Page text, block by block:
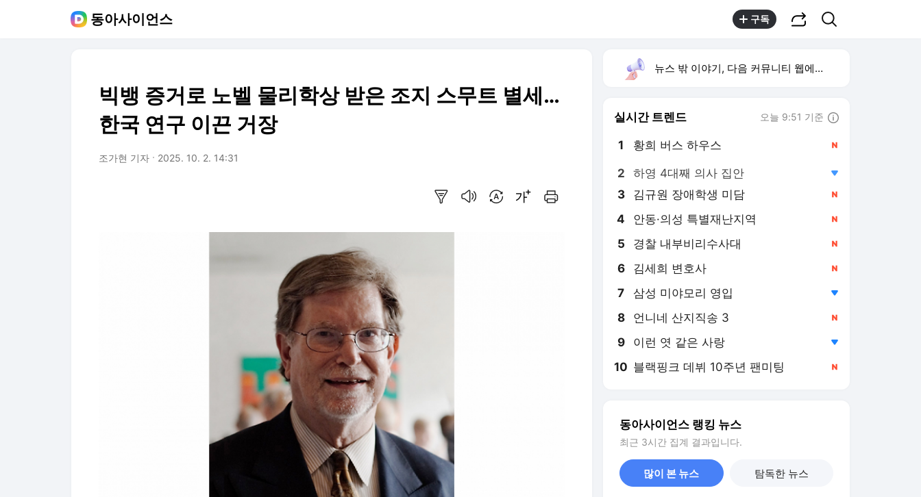
동아사이언스 구독
빅뱅 증거로 노벨 물리학상 받은 조지 스무트 별세…
한국 연구 이끈 거장
조가현 기자 2025. 10. 2. 14:31
뉴스 밖 이야기, 다음 커뮤니티 웹에서 보기
실시간 트렌드 오늘 9:51 기준
1 황희 버스 하우스
2 하영 4대째 의사 집안
3 김규원 장애학생 미담
4 안동·의성 특별재난지역
5 경찰 내부비리수사대
6 김세희 변호사
7 삼성 미야모리 영입
8 언니네 산지직송 3
9 이런 엿 같은 사랑
10 블랙핑크 데뷔 10주년 팬미팅
동아사이언스 랭킹 뉴스
최근 3시간 집계 결과입니다.
많이 본 뉴스 탐독한 뉴스